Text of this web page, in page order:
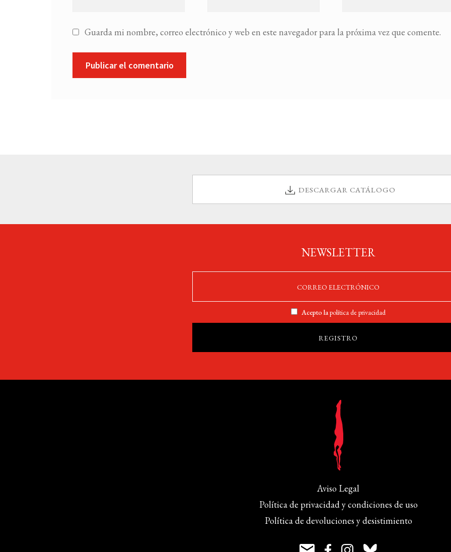
Guarda mi nombre, correo electrónico y web en este navegador para la próxima vez que comente.
DESCARGAR CATÁLOGO
NEWSLETTER
Acepto lapolítica de privacidad
Aviso Legal
Política de privacidad y condiciones de uso
Política de devoluciones y desistimiento